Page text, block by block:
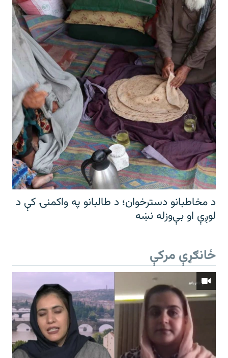
د مخاطبانو دسترخوان؛ د طالبانو په واکمنۍ کې د
لوږې او بې‌وزله نښه
ځانګړې مرکې